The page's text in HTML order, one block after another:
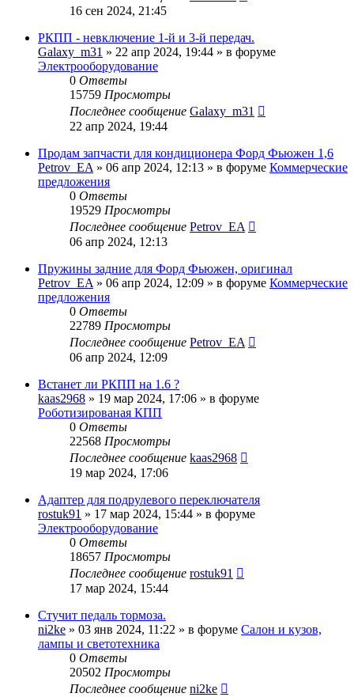
16 сен 2024, 21:45
РКПП - невключение 1-й и 3-й передач.
Galaxy_m31 » 22 апр 2024, 19:44 » в форуме
Электрооборудование
0 Ответы
15759 Просмотры
Последнее сообщение Galaxy_m31
22 апр 2024, 19:44
Продам запчасти для кондиционера Форд Фьюжен 1,6
Petrov_EA » 06 апр 2024, 12:13 » в форуме Коммерческие
предложения
0 Ответы
19529 Просмотры
Последнее сообщение Petrov_EA
06 апр 2024, 12:13
Пружины задние для Форд Фьюжен, оригинал
Petrov_EA » 06 апр 2024, 12:09 » в форуме Коммерческие
предложения
0 Ответы
22789 Просмотры
Последнее сообщение Petrov_EA
06 апр 2024, 12:09
Встанет ли РКПП на 1.6 ?
kaas2968 » 19 мар 2024, 17:06 » в форуме
Роботизированая КПП
0 Ответы
22568 Просмотры
Последнее сообщение kaas2968
19 мар 2024, 17:06
Адаптер для подрулевого переключателя
rostuk91 » 17 мар 2024, 15:44 » в форуме
Электрооборудование
0 Ответы
18657 Просмотры
Последнее сообщение rostuk91
17 мар 2024, 15:44
Стучит педаль тормоза.
ni2ke » 03 янв 2024, 11:22 » в форуме Салон и кузов,
лампы и светотехника
0 Ответы
20502 Просмотры
Последнее сообщение ni2ke